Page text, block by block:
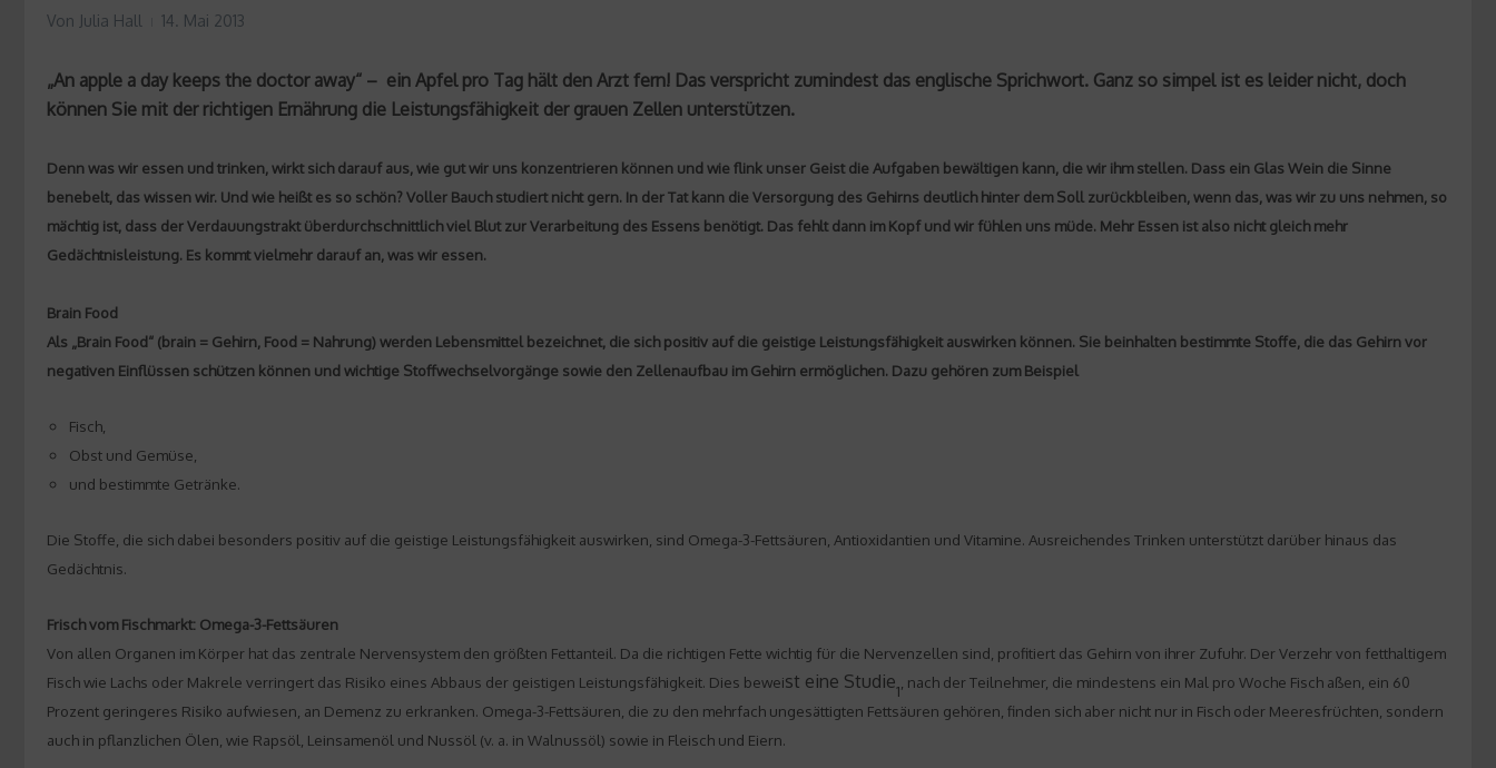
Von Julia Hall 14. Mai 2013
„An apple a day keeps the doctor away“ – ein Apfel pro Tag hält den Arzt fern! Das verspricht zumindest das englische Sprichwort. Ganz so simpel ist es leider nicht, doch
können Sie mit der richtigen Ernährung die Leistungsfähigkeit der grauen Zellen unterstützen.
Denn was wir essen und trinken, wirkt sich darauf aus, wie gut wir uns konzentrieren können und wie flink unser Geist die Aufgaben bewältigen kann, die wir ihm stellen. Dass ein Glas Wein die Sinne
benebelt, das wissen wir. Und wie heißt es so schön? Voller Bauch studiert nicht gern. In der Tat kann die Versorgung des Gehirns deutlich hinter dem Soll zurückbleiben, wenn das, was wir zu uns nehmen, so
mächtig ist, dass der Verdauungstrakt überdurchschnittlich viel Blut zur Verarbeitung des Essens benötigt. Das fehlt dann im Kopf und wir fühlen uns müde. Mehr Essen ist also nicht gleich mehr
Gedächtnisleistung. Es kommt vielmehr darauf an, was wir essen.
Brain Food
Als „Brain Food“ (brain = Gehirn, Food = Nahrung) werden Lebensmittel bezeichnet, die sich positiv auf die geistige Leistungsfähigkeit auswirken können. Sie beinhalten bestimmte Stoffe, die das Gehirn vor
negativen Einflüssen schützen können und wichtige Stoffwechselvorgänge sowie den Zellenaufbau im Gehirn ermöglichen. Dazu gehören zum Beispiel
Fisch,
Obst und Gemüse,
und bestimmte Getränke.
Die Stoffe, die sich dabei besonders positiv auf die geistige Leistungsfähigkeit auswirken, sind Omega-3-Fettsäuren, Antioxidantien und Vitamine. Ausreichendes Trinken unterstützt darüber hinaus das
Gedächtnis.
Frisch vom Fischmarkt: Omega-3-Fettsäuren
Von allen Organen im Körper hat das zentrale Nervensystem den größten Fettanteil. Da die richtigen Fette wichtig für die Nervenzellen sind, profitiert das Gehirn von ihrer Zufuhr. Der Verzehr von fetthaltigem
Fisch wie Lachs oder Makrele verringert das Risiko eines Abbaus der geistigen Leistungsfähigkeit. Dies beweist eine Studie1 , nach der Teilnehmer, die mindestens ein Mal pro Woche Fisch aßen, ein 60
Prozent geringeres Risiko aufwiesen, an Demenz zu erkranken. Omega-3-Fettsäuren, die zu den mehrfach ungesättigten Fettsäuren gehören, finden sich aber nicht nur in Fisch oder Meeresfrüchten, sondern
auch in pflanzlichen Ölen, wie Rapsöl, Leinsamenöl und Nussöl (v. a. in Walnussöl) sowie in Fleisch und Eiern.